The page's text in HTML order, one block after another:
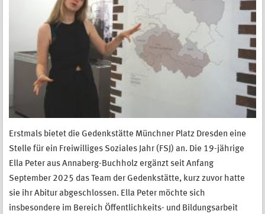
Erstmals bietet die Gedenkstätte Münchner Platz Dresden eine
Stelle für ein Freiwilliges Soziales Jahr (FSJ) an. Die 19-jährige
Ella Peter aus Annaberg-Buchholz ergänzt seit Anfang
September 2025 das Team der Gedenkstätte, kurz zuvor hatte
sie ihr Abitur abgeschlossen. Ella Peter möchte sich
insbesondere im Bereich Öffentlichkeits- und Bildungsarbeit